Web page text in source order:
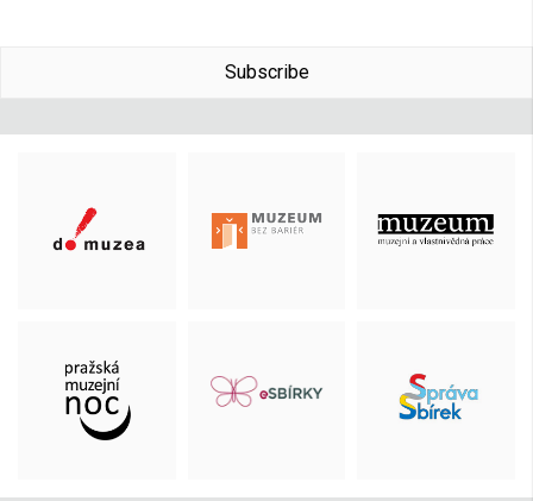
Subscribe